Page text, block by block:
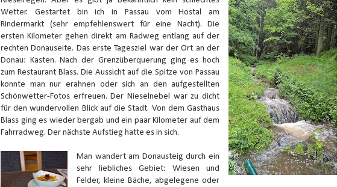
Wetter. Gestartet bin ich in Passau vom Hostal am
Rindermarkt (sehr empfehlenswert für eine Nacht). Die
ersten Kilometer gehen direkt am Radweg entlang auf der
rechten Donauseite. Das erste Tagesziel war der Ort an der
Donau: Kasten. Nach der Grenzüberquerung ging es hoch
zum Restaurant Blass. Die Aussicht auf die Spitze von Passau
konnte man nur erahnen oder sich an den aufgestellten
Schönwetter-Fotos erfreuen. Der Nieselnebel war zu dicht
für den wundervollen Blick auf die Stadt. Von dem Gasthaus
Blass ging es wieder bergab und ein paar Kilometer auf dem
Fahrradweg. Der nächste Aufstieg hatte es in sich.
Man wandert am Donausteig durch ein
sehr liebliches Gebiet: Wiesen und
Felder, kleine Bäche, abgelegene oder